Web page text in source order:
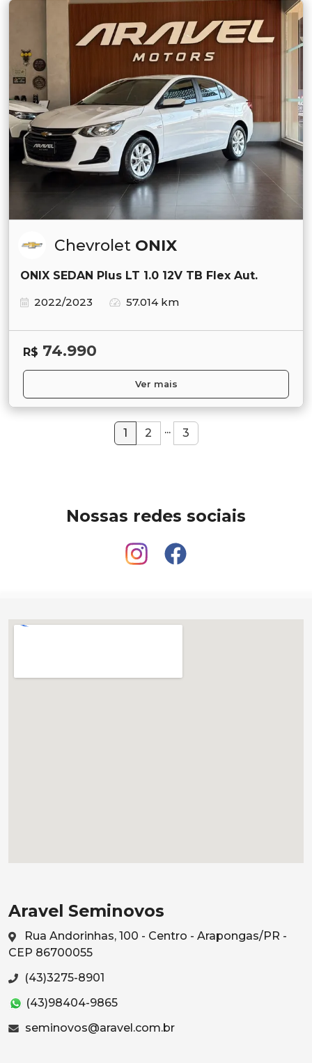
Chevrolet ONIX
ONIX SEDAN Plus LT 1.0 12V TB Flex Aut.
2022/2023
57.014 km
R$ 74.990
Ver mais
1 2 ... 3
Nossas redes sociais
Aravel Seminovos
Rua Andorinhas, 100 - Centro - Arapongas/PR -
CEP 86700055
(43)3275-8901
(43)98404-9865
seminovos@aravel.com.br